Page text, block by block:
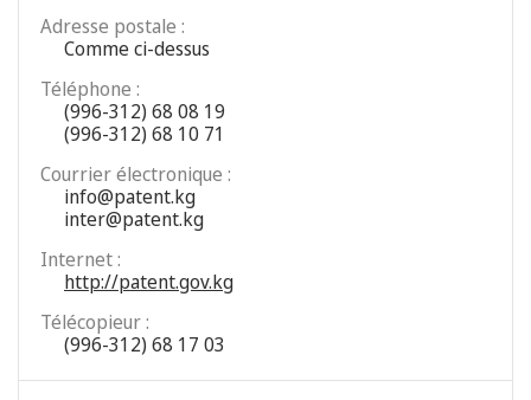
Adresse postale :
Comme ci-dessus
Téléphone :
(996-312) 68 08 19
(996-312) 68 10 71
Courrier électronique :
info@patent.kg
inter@patent.kg
Internet :
http://patent.gov.kg
Télécopieur :
(996-312) 68 17 03